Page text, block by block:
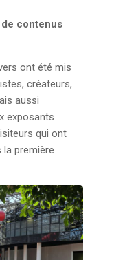
contenus
ont été mis
créateurs,
aussi
exposants
qui ont
première